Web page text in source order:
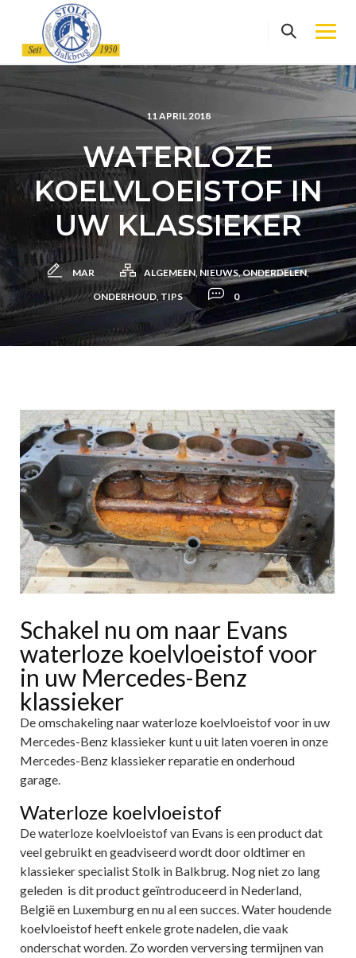
content
11 APRIL 2018
WATERLOZE
KOELVLOEISTOF IN
UW KLASSIEKER
MAR ALGEMEEN, NIEUWS,ONDERDELEN,
ONDERHOUD,TIPS 0
Schakel nu om naar Evans
waterloze koelvloeistof voor
in uw Mercedes-Benz
klassieker
De omschakeling naar waterloze koelvloeistof voor in uw
Mercedes-Benz klassieker kunt u uit laten voeren in onze
Mercedes-Benz klassieker reparatie en onderhoud
garage.
Waterloze koelvloeistof
De waterloze koelvloeistof van Evans is een product dat
veel gebruikt en geadviseerd wordt door oldtimer en
klassieker specialist Stolk in Balkbrug. Nog niet zo lang
geleden is dit product geïntroduceerd in Nederland,
België en Luxemburg en nu al een succes. Water houdende
koelvloeistof heeft enkele grote nadelen, die vaak
onderschat worden. Zo worden verversing termijnen van